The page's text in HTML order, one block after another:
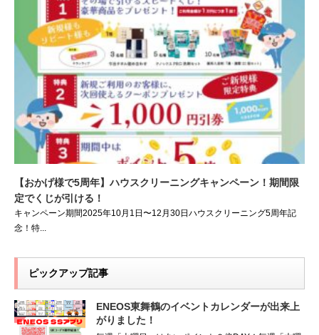
【おかげ様で5周年】ハウスクリーニングキャンペーン！期間限
定でくじが引ける！
キャンペーン期間2025年10月1日〜12月30日ハウスクリーニング5周年記
念！特...
ピックアップ記事
ENEOS東舞鶴のイベントカレンダーが出来上
がりました！